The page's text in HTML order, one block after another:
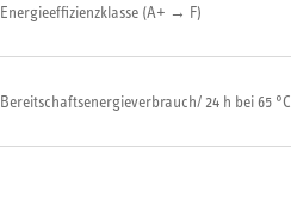
Energieeffizienzklasse (A+ → F)
Bereitschaftsenergieverbrauch/ 24 h bei 65 °C